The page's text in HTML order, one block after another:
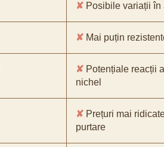
✘ Posibile variații
✘ Mai puțin
✘ Potențiale reacții
nichel
✘ Prețuri mai
purtare